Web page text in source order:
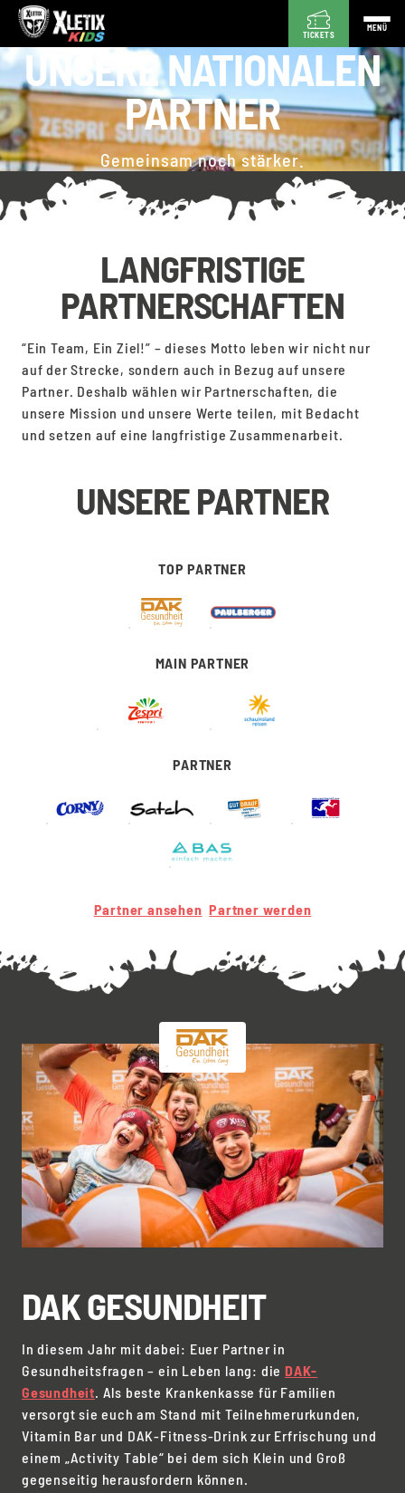
TICKETS
MENÜ
UNSERE NATIONALEN
PARTNER
Gemeinsam noch stärker.
LANGFRISTIGE
PARTNERSCHAFTEN
“Ein Team, Ein Ziel!” – dieses Motto leben wir nicht nur
auf der Strecke, sondern auch in Bezug auf unsere
Partner. Deshalb wählen wir Partnerschaften, die
unsere Mission und unsere Werte teilen, mit Bedacht
und setzen auf eine langfristige Zusammenarbeit.
UNSERE PARTNER
TOP PARTNER
MAIN PARTNER
PARTNER
Partner ansehen Partner werden
DAK GESUNDHEIT
In diesem Jahr mit dabei: Euer Partner in
Gesundheitsfragen – ein Leben lang: die DAK-
Gesundheit . Als beste Krankenkasse für Familien
versorgt sie euch am Stand mit Teilnehmerurkunden,
Vitamin Bar und DAK-Fitness-Drink zur Erfrischung und
einem „Activity Table“ bei dem sich Klein und Groß
gegenseitig herausfordern können.